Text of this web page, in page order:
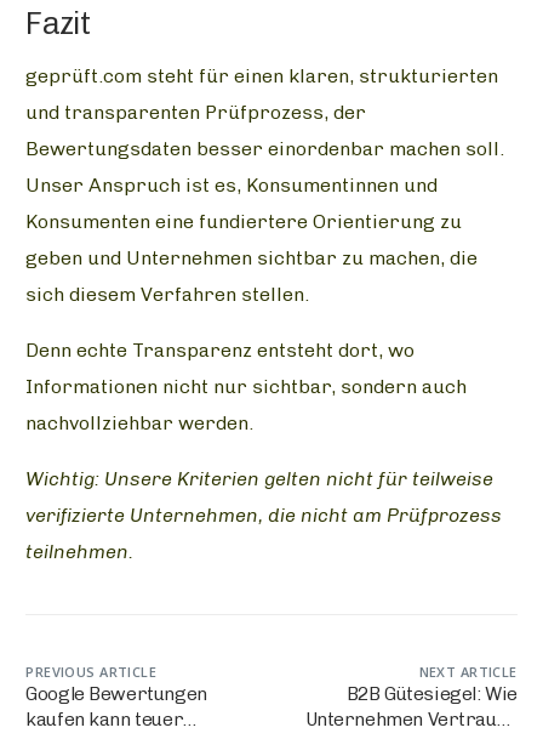
Fazit
geprüft.com steht für einen klaren, strukturierten
und transparenten Prüfprozess, der
Bewertungsdaten besser einordenbar machen soll.
Unser Anspruch ist es, Konsumentinnen und
Konsumenten eine fundiertere Orientierung zu
geben und Unternehmen sichtbar zu machen, die
sich diesem Verfahren stellen.
Denn echte Transparenz entsteht dort, wo
Informationen nicht nur sichtbar, sondern auch
nachvollziehbar werden.
Wichtig: Unsere Kriterien gelten nicht für teilweise
verifizierte Unternehmen, die nicht am Prüfprozess
teilnehmen.
PREVIOUS ARTICLE
Google Bewertungen
kaufen kann teuer
NEXT ARTICLE
B2B Gütesiegel: Wie
Unternehmen Vertrauen